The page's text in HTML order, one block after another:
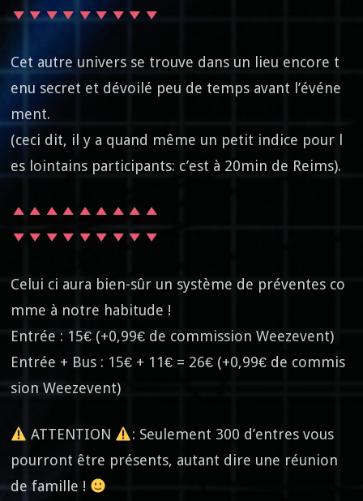
Cet autre univers se trouve dans un lieu encore t
enu secret et dévoilé peu de temps avant l’événe
ment.
(ceci dit, il y a quand même un petit indice pour l
es lointains participants: c’est à 20min de Reims).
Celui ci aura bien-sûr un système de préventes co
mme à notre habitude !
Entrée : 15€ (+0,99€ de commission Weezevent)
Entrée + Bus : 15€ + 11€ = 26€ (+0,99€ de commis
sion Weezevent)
ATTENTION
: Seulement 300 d’entres vous
pourront être présents, autant dire une réunion
de famille !